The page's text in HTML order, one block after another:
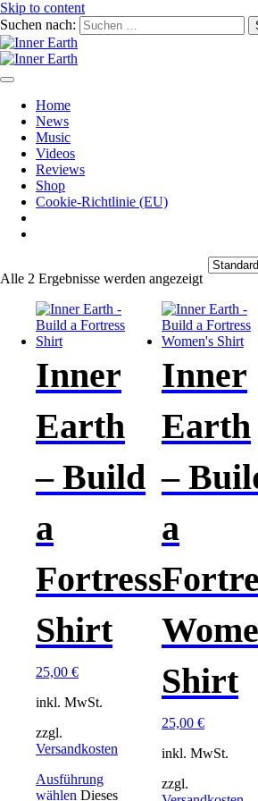
Skip to content
Suchen nach:
Inner
Inner Earth
Home
News
Music
Videos
Reviews
Shop
Cookie-Richtlinie (EU)
Alle 2 Ergebnisse werden angezeigt
Inner
Earth
– Build
a
Fortress
Shirt
25,00 €
inkl. MwSt.
zzgl.
Versandkosten
Ausführung
wählen Dieses
Inner
Earth
–
a
Shirt
25,00 €
inkl. MwSt.
zzgl.